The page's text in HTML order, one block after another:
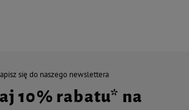
się do naszego newslettera
10% rabatu* na